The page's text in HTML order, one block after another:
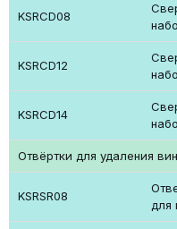
KSRCD08
KSRCD12
KSRCD14
Отвёртки для удаления
KSRSR08
для